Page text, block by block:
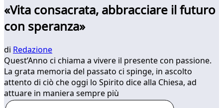
«Vita consacrata, abbracciare il futuro
con speranza»
di Redazione
Quest’Anno ci chiama a vivere il presente con passione.
La grata memoria del passato ci spinge, in ascolto
attento di ciò che oggi lo Spirito dice alla Chiesa, ad
attuare in maniera sempre più